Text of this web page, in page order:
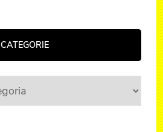
CATEGORIE